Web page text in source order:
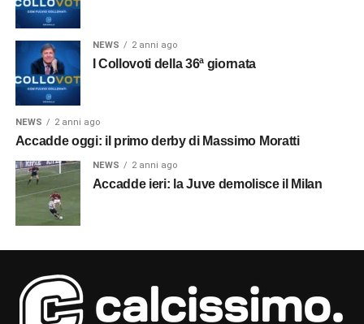
NEWS 2 anni ago
I Collovoti della 36ª giornata
NEWS 2 anni ago
Accadde oggi: il primo derby di Massimo Moratti
NEWS 2 anni ago
Accadde ieri: la Juve demolisce il Milan